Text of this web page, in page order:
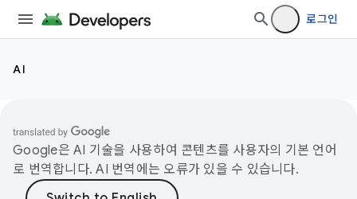
로그인
AI
Google은 AI 기술을 사용하여 콘텐츠를 사용자의 기본 언어
로 번역합니다. AI 번역에는 오류가 있을 수 있습니다.